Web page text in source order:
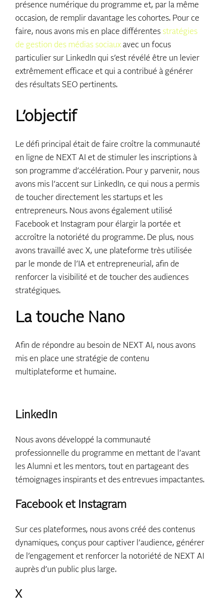
présence numérique du programme et, par la même
occasion, de remplir davantage les cohortes. Pour ce
faire, nous avons mis en place différentes stratégies
de gestion des médias sociaux avec un focus
particulier sur LinkedIn qui s’est révélé être un levier
extrêmement efficace et qui a contribué à générer
des résultats SEO pertinents.
L’objectif
Le défi principal était de faire croître la communauté
en ligne de NEXT AI et de stimuler les inscriptions à
son programme d’accélération. Pour y parvenir, nous
avons mis l’accent sur LinkedIn, ce qui nous a permis
de toucher directement les startups et les
entrepreneurs. Nous avons également utilisé
Facebook et Instagram pour élargir la portée et
accroître la notoriété du programme. De plus, nous
avons travaillé avec X, une plateforme très utilisée
par le monde de l’IA et entrepreneurial, afin de
renforcer la visibilité et de toucher des audiences
stratégiques.
La touche Nano
Afin de répondre au besoin de NEXT AI, nous avons
mis en place une stratégie de contenu
multiplateforme et humaine.
LinkedIn
Nous avons développé la communauté
professionnelle du programme en mettant de l’avant
les Alumni et les mentors, tout en partageant des
témoignages inspirants et des entrevues impactantes.
Facebook et Instagram
Sur ces plateformes, nous avons créé des contenus
dynamiques, conçus pour captiver l’audience, générer
de l’engagement et renforcer la notoriété de NEXT AI
auprès d’un public plus large.
X